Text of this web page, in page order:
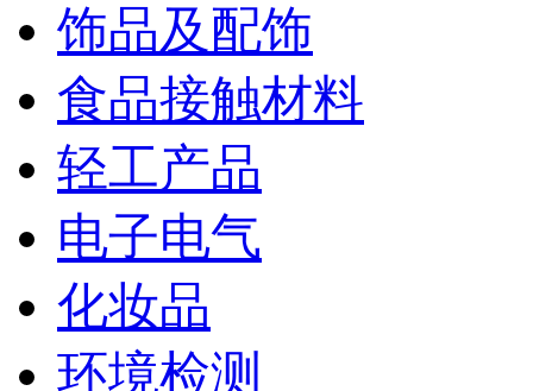
饰品及配饰
食品接触材料
轻工产品
电子电气
化妆品
环境检测